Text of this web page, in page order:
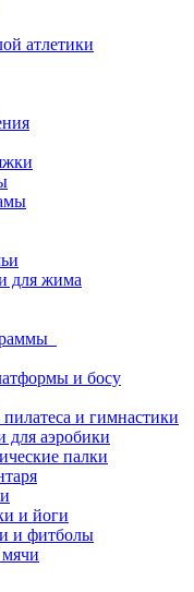
атлетики
для жима
и босу
и гимнастики
аэробики
палки
и йоги
и фитболы